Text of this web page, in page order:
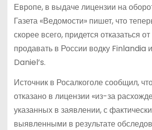
Европе, в выдаче лицензии на
Газета «Ведомости» пишет, что
скорее всего, придется отказаться
продавать в России водку Finlandia
Daniel’s.
Источник в Росалкоголе сообщил,
отказано в лицензии «из-за
указанных в заявлении, с
выявленными в результате